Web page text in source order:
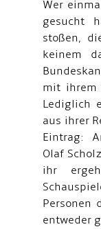
Wer
gesucht
stoßen,
keinem
mit ihrem
Lediglich
aus ihrer
Eintrag:
Olaf
ihr
Personen
entweder